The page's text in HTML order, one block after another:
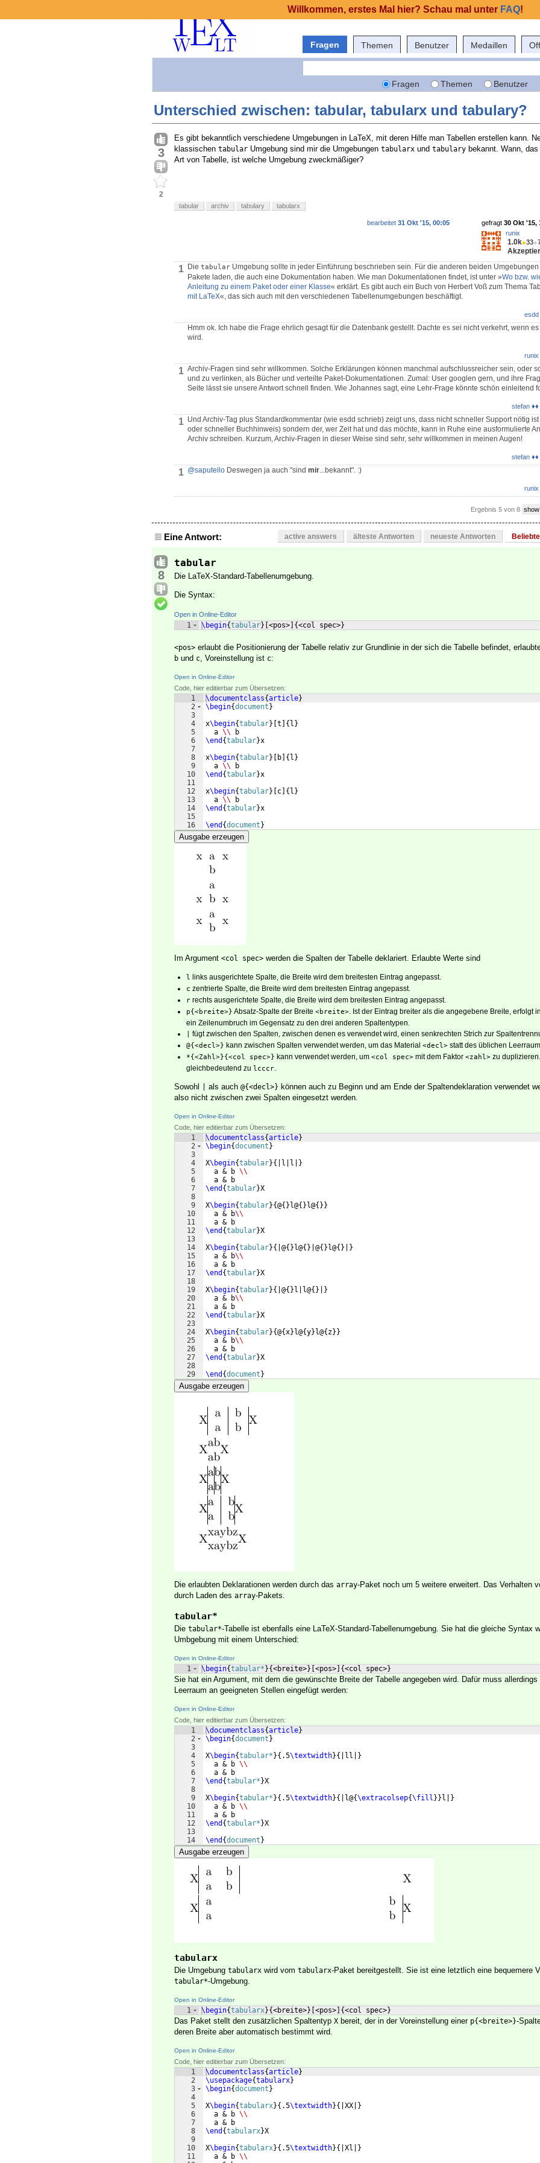
Fragen Themen Benutzer Medaillen
Fragen Themen Benutzer
Unterschied zwischen: tabular, tabularx und tabulary?
3
2
Es gibt bekanntlich verschiedene Umgebungen in LaTeX, mit deren Hilfe man Tabellen erstellen kann.
klassischen tabular Umgebung sind mir die Umgebungen tabularx und tabulary bekannt. Wann,
Art von Tabelle, ist welche Umgebung zweckmäßiger?
tabular archiv tabulary tabularx
gefragt 30 Okt '15,
runix
1.0k●33●
bearbeitet 31 Okt '15, 00:05
1 Die tabular Umgebung sollte in jeder Einführung beschrieben sein. Für die anderen beiden Umgebungen
Pakete laden, die auch eine Dokumentation haben. Wie man Dokumentationen findet, ist unter »Wo bzw.
Anleitung zu einem Paket oder einer Klasse« erklärt. Es gibt auch ein Buch von Herbert Voß zum Thema
mit LaTeX«, das sich auch mit den verschiedenen Tabellenumgebungen beschäftigt.
esdd
Hmm ok. Ich habe die Frage ehrlich gesagt für die Datenbank gestellt. Dachte es sei nicht verkehrt, wenn
wird.
runix
1 Archiv-Fragen sind sehr willkommen. Solche Erklärungen können manchmal aufschlussreicher sein, oder
und zu verlinken, als Bücher und verteilte Paket-Dokumentationen. Zumal: User googlen gern, und ihre
Seite lässt sie unsere Antwort schnell finden. Wie Johannes sagt, eine Lehr-Frage könnte schön einleitend
stefan ♦♦
1 Und Archiv-Tag plus Standardkommentar (wie esdd schrieb) zeigt uns, dass nicht schneller Support nötig
oder schneller Buchhinweis) sondern der, wer Zeit hat und das möchte, kann in Ruhe eine ausformulierte
Archiv schreiben. Kurzum, Archiv-Fragen in dieser Weise sind sehr, sehr willkommen in meinen Augen!
stefan ♦♦
1 @saputello Deswegen ja auch "sind mir...bekannt". :)
runix
Ergebnis 5 von 8
Eine Antwort: active answers älteste Antworten neueste Antworten
8
tabular
Die LaTeX-Standard-Tabellenumgebung.
Die Syntax:
Open in Online-Editor
1 \begin{tabular} <pos> {<col spec>}
<pos> erlaubt die Positionierung der Tabelle relativ zur Grundlinie in der sich die Tabelle befindet,
b und c, Voreinstellung ist c:
Open in Online-Editor
Code, hier editierbar zum Übersetzen:
1
2
3
4
5
6
7
8
9
10
11
12
13
14
15
16
\documentclass{article}
\begin{document }
x\begin{tabular} t { l }
  a
\\ b
\end {tabular}x
x\begin{tabular} b { l }
  a
\\ b
\end {tabular}x
x\begin{tabular} c { l }
  a
\\ b
\end {tabular}x
\end {document }
Ausgabe erzeugen
Im Argument <col spec> werden die Spalten der Tabelle deklariert. Erlaubte Werte sind
l links ausgerichtete Spalte, die Breite wird dem breitesten Eintrag angepasst.
c zentrierte Spalte, die Breite wird dem breitesten Eintrag angepasst.
r rechts ausgerichtete Spalte, die Breite wird dem breitesten Eintrag angepasst.
p{<breite>} Absatz-Spalte der Breite <breite>. Ist der Eintrag breiter als die angegebene Breite, erfolgt
ein Zeilenumbruch im Gegensatz zu den drei anderen Spaltentypen.
fügt zwischen den Spalten, zwischen denen es verwendet wird, einen senkrechten Strich zur
@{<decl>} kann zwischen Spalten verwendet werden, um das Material <decl> statt des üblichen
*{<Zahl>}{<col spec>} kann verwendet werden, um <col spec> mit dem Faktor <zahl> zu duplizieren.
gleichbedeutend zu lcccr.
Sowohl als auch @{<decl>} können auch zu Beginn und am Ende der Spaltendeklaration verwendet
also nicht zwischen zwei Spalten eingesetzt werden.
Open in Online-Editor
Code, hier editierbar zum Übersetzen:
1
2
3
4
5
6
7
8
9
10
11
12
13
14
15
16
17
18
19
20
21
22
23
24
25
26
27
28
29
\documentclass{article}
\begin{document }
X\begin{tabular}{ |l|l|
}
  a & b
\\
  a & b
\end {tabular}X
X\begin{tabular}{@{ } l@{ } l@{ }}
  a & b
\\
  a & b
\end {tabular}X
X\begin{tabular}{ |@{ } l@{ } |@{ } l@{ }
}
  a & b
\\
  a & b
\end {tabular}X
X\begin{tabular}{ |@{ } l|l@{ }
}
  a & b
\\
  a & b
\end {tabular}X
X\begin{tabular}{@{x} l@{y} l@{ z}}
  a & b
\\
  a & b
\end {tabular}X
\end {document }
Ausgabe erzeugen
Die erlaubten Deklarationen werden durch das array-Paket noch um 5 weitere erweitert. Das Verhalten
durch Laden des array-Pakets.
tabular*
Die tabular*-Tabelle ist ebenfalls eine LaTeX-Standard-Tabellenumgebung. Sie hat die gleiche Syntax
Umbgebung mit einem Unterschied:
Open in Online-Editor
1 \begin{tabular* }{<breite>} <pos> {<col spec>}
Sie hat ein Argument, mit dem die gewünschte Breite der Tabelle angegeben wird. Dafür muss allerdings
Leerraum an geeigneten Stellen eingefügt werden:
Open in Online-Editor
Code, hier editierbar zum Übersetzen:
1
2
3
4
5
6
7
8
9
10
11
12
13
14
\documentclass{article}
\begin{document }
X\begin{tabular* }{ .5\textwidth}{ |ll|
}
  a & b
\\
  a & b
\end {tabular* }X
X\begin{tabular* }{ .5\textwidth}{ |l@{\extracolsep{\fill }} l|
}
  a & b
\\
  a & b
\end {tabular* }X
\end {document }
Ausgabe erzeugen
tabularx
Die Umgebung tabularx wird vom tabularx-Paket bereitgestellt. Sie ist eine letztlich eine bequemere
tabular*-Umgebung.
Open in Online-Editor
1 \begin{tabularx}{<breite>} <pos> {<col spec>}
Das Paket stellt den zusätzlichen Spaltentyp X bereit, der in der Voreinstellung einer p{<breite>}-
deren Breite aber automatisch bestimmt wird.
Open in Online-Editor
Code, hier editierbar zum Übersetzen:
1
2
3
4
5
6
7
8
9
10
11
\documentclass{article}
\usepackage{tabularx}
\begin{document }
X\begin{tabularx}{ .5\textwidth}{ |XX|
}
  a & b
\\
  a & b
\end {tabularx}X
X\begin{tabularx}{ .5\textwidth}{ |Xl|
}
  a & b
\\
Willkommen, erstes Mal hier? Schau mal unter FAQ!